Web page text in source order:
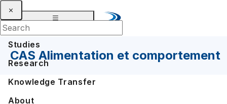
Studies
Research
Knowledge Transfer
About
CAS Alimentation et comportement